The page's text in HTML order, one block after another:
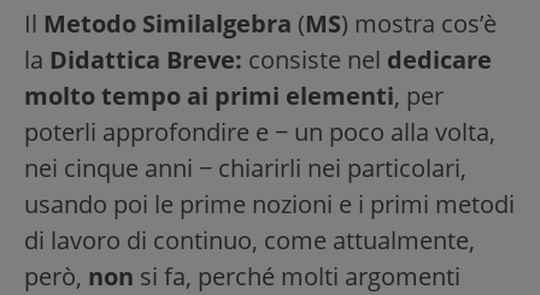
Il Metodo Similalgebra (MS) mostra cos’è
la Didattica Breve: consiste nel dedicare
molto tempo ai primi elementi, per
poterli approfondire e − un poco alla volta,
nei cinque anni − chiarirli nei particolari,
usando poi le prime nozioni e i primi metodi
di lavoro di continuo, come attualmente,
però, non si fa, perché molti argomenti